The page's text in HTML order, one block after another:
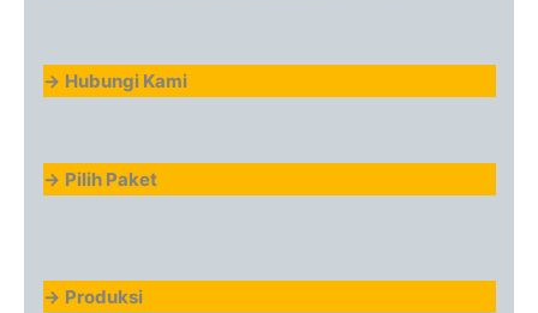
-> Hubungi Kami
-> Pilih Paket
-> Produksi